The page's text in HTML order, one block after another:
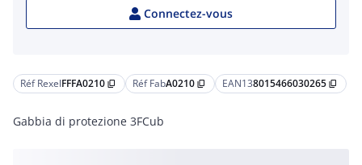
Réf RexelFFFA0210 content_copy Réf FabA0210 content_copy EAN138015466030265 content_copy
Gabbia di protezione 3FCub
Connectez-vous